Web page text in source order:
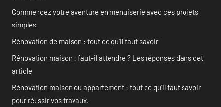
Commencez votre aventure en menuiserie avec ces projets
simples
Rénovation de maison : tout ce qu’il faut savoir
Rénovation maison : faut-il attendre ? Les réponses dans cet
article
Rénovation maison ou appartement : tout ce qu’il faut savoir
pour réussir vos travaux.